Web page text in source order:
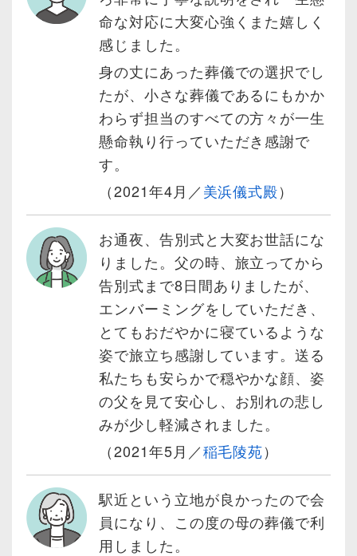
命な対応に大変心強くまた嬉しく
感じました。
身の丈にあった葬儀での選択でし
たが、小さな葬儀であるにもかか
わらず担当のすべての方々が一生
懸命執り行っていただき感謝で
す。
（2021年4月／美浜儀式殿）
お通夜、告別式と大変お世話にな
りました。父の時、旅立ってから
告別式まで8日間ありましたが、
エンバーミングをしていただき、
とてもおだやかに寝ているような
姿で旅立ち感謝しています。送る
私たちも安らかで穏やかな顔、姿
の父を見て安心し、お別れの悲し
みが少し軽減されました。
（2021年5月／稲毛陵苑）
駅近という立地が良かったので会
員になり、この度の母の葬儀で利
用しました。